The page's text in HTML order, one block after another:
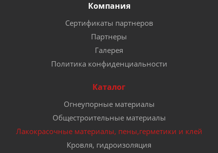
Компания
Сертификаты партнеров
Партнеры
Галерея
Политика конфиденциальности
Каталог
Огнеупорные материалы
Общестроительные материалы
Лакокрасочные материалы, пены,герметики и клей
Кровля, гидроизоляция